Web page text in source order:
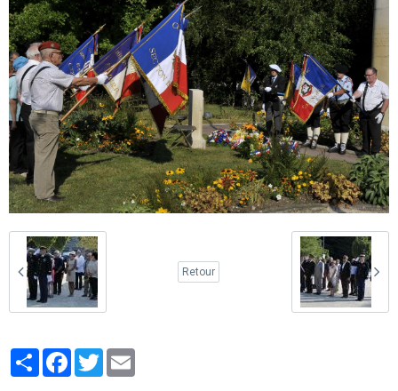
Retour
PartagerFacebook
Twitter